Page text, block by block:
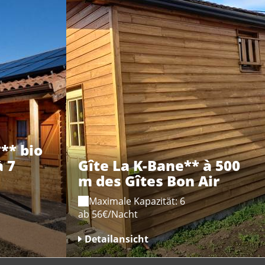
bio
7 Gîte La K-Bane** à 500
m des Gîtes Bon Air
Maximale Kapazität: 6
ab 56€/Nacht
Detailansicht